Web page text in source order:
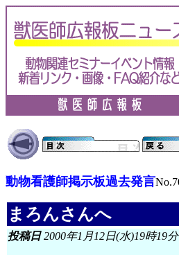
動物看護師掲示板過去発言
まろんさんへ
投稿日2000年1月12日(水)19時19